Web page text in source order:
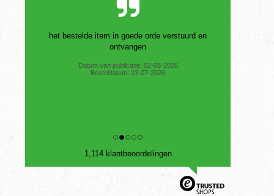
het bestelde item in goede orde verstuurd en
ontvangen
Datum van publicatie: 02-08-2026
Besteldatum: 23-07-2026
1,114 klantbeoordelingen